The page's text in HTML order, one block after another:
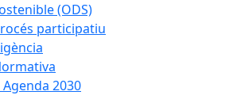
(ODS)
participatiu
Agenda 2030